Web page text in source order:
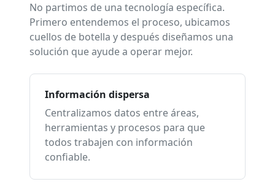
No partimos de una tecnología específica.
Primero entendemos el proceso, ubicamos
cuellos de botella y después diseñamos una
solución que ayude a operar mejor.
Información dispersa
Centralizamos datos entre áreas,
herramientas y procesos para que
todos trabajen con información
confiable.